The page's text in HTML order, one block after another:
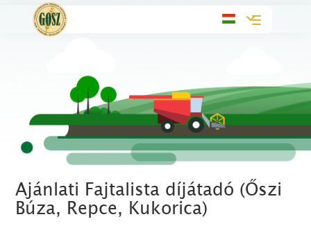
Toggle
Ajánlati Fajtalista díjátadó (Őszi
Búza, Repce, Kukorica)